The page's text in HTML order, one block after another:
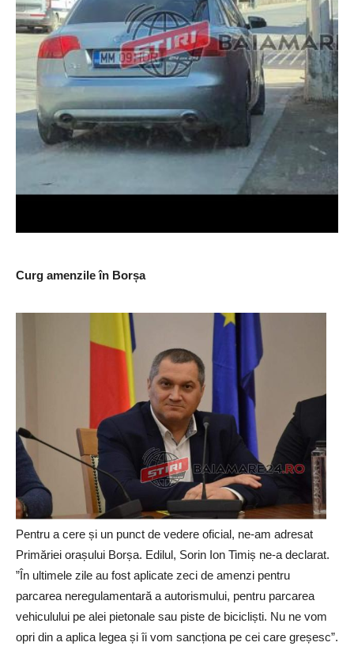
Curg amenzile în Borșa
Pentru a cere și un punct de vedere oficial, ne-am adresat
Primăriei orașului Borșa. Edilul, Sorin Ion Timiș ne-a declarat.
”În ultimele zile au fost aplicate zeci de amenzi pentru
parcarea neregulamentară a autorismului, pentru parcarea
vehiculului pe alei pietonale sau piste de bicicliști. Nu ne vom
opri din a aplica legea și îi vom sancționa pe cei care greșesc”.